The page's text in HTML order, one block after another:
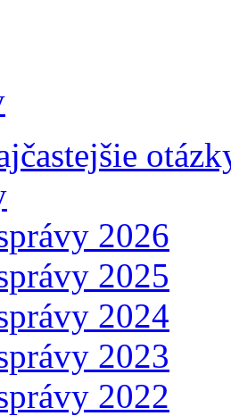
2026
2025
2024
2023
2022